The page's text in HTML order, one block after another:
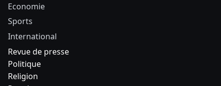
Economie
Sports
International
Revue de presse
Politique
Religion